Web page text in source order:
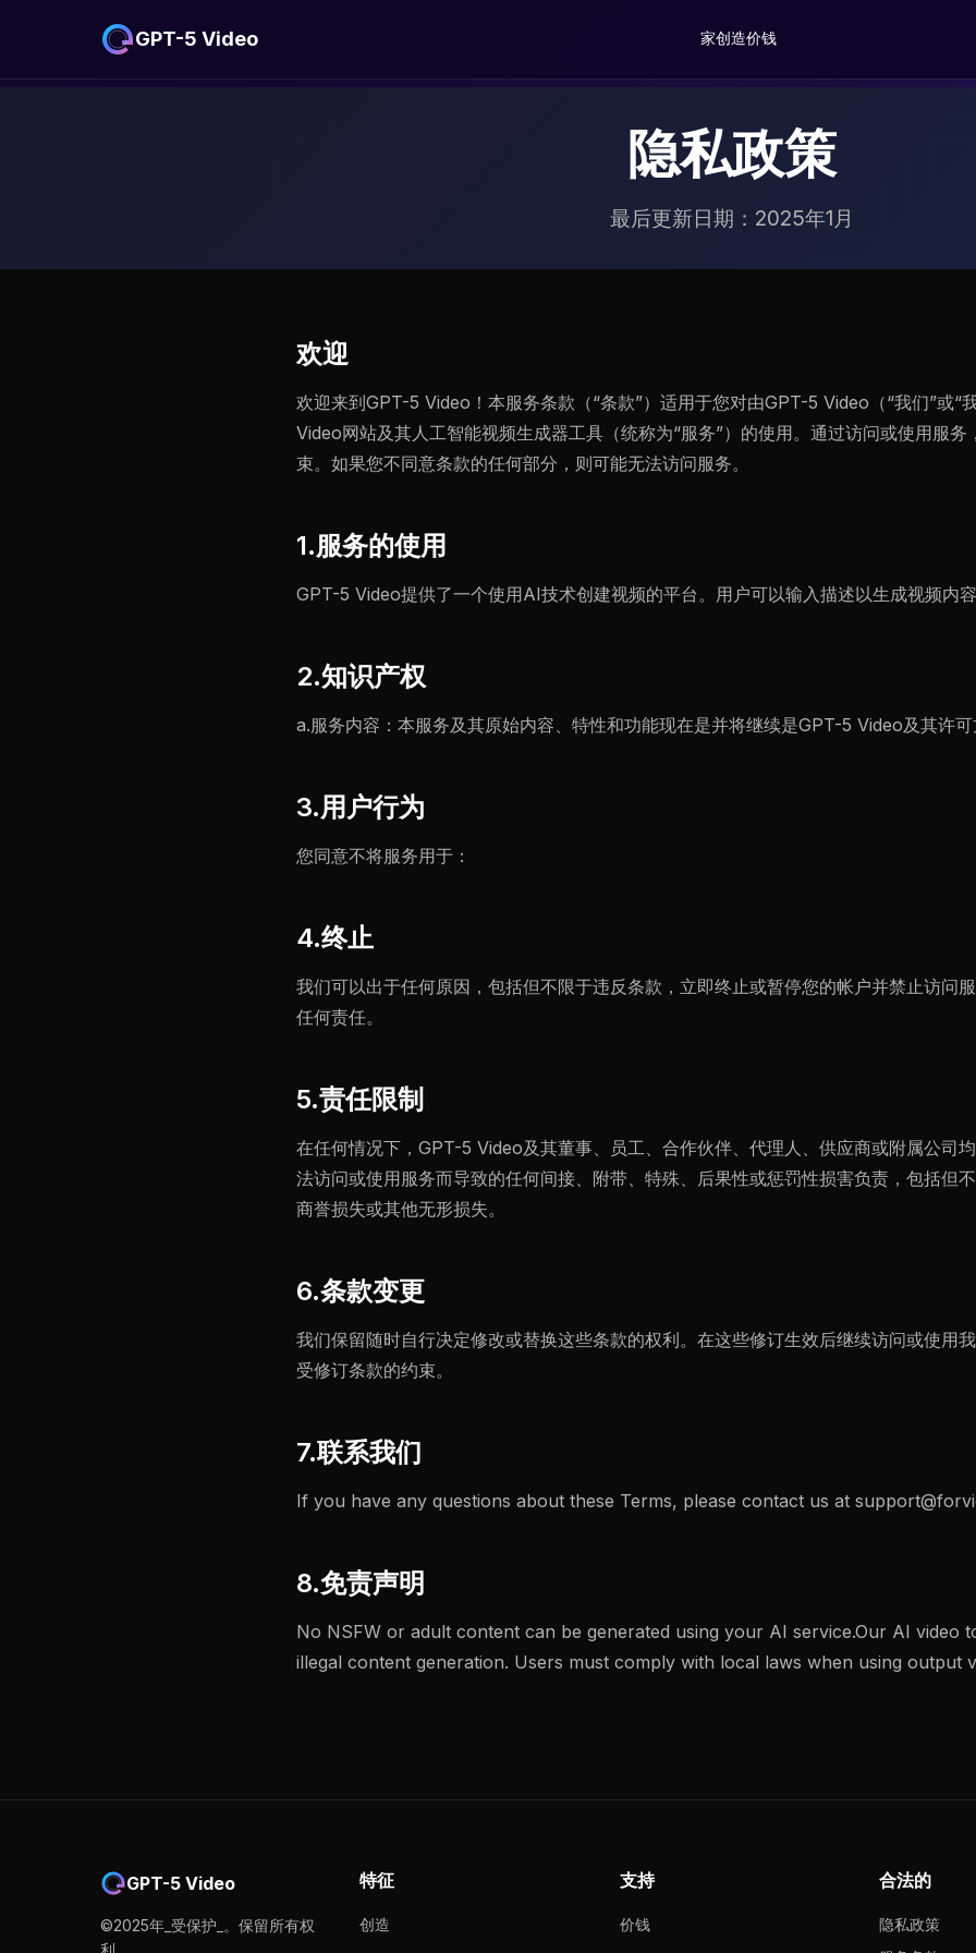
GPT-5 Video 家创造价钱
隐私政策
最后更新日期：2025年1月
欢迎
欢迎来到GPT-5 Video！本服务条款（“条款”）适用于您对由GPT-5 Video（“我们”或“
Video网站及其人工智能视频生成器工具（统称为“服务”）的使用。通过访问或使用服务
束。如果您不同意条款的任何部分，则可能无法访问服务。
1.服务的使用
GPT-5 Video提供了一个使用AI技术创建视频的平台。用户可以输入描述以生成视频内容
2.知识产权
a.服务内容：本服务及其原始内容、特性和功能现在是并将继续是GPT-5 Video及其许可
3.用户行为
您同意不将服务用于：
4.终止
我们可以出于任何原因，包括但不限于违反条款，立即终止或暂停您的帐户并禁止访问
任何责任。
5.责任限制
在任何情况下，GPT-5 Video及其董事、员工、合作伙伴、代理人、供应商或附属公司
法访问或使用服务而导致的任何间接、附带、特殊、后果性或惩罚性损害负责，包括但不
商誉损失或其他无形损失。
6.条款变更
我们保留随时自行决定修改或替换这些条款的权利。在这些修订生效后继续访问或使用
受修订条款的约束。
7.联系我们
If you have any questions about these Terms, please contact us at
8.免责声明
No NSFW or adult content can be generated using your AI service.Our AI video
illegal content generation. Users must comply with local laws when using output
GPT-5 Video
©2025年_受保护_。保留所有权
利。
特征
创造
支持
价钱
合法的
隐私政策